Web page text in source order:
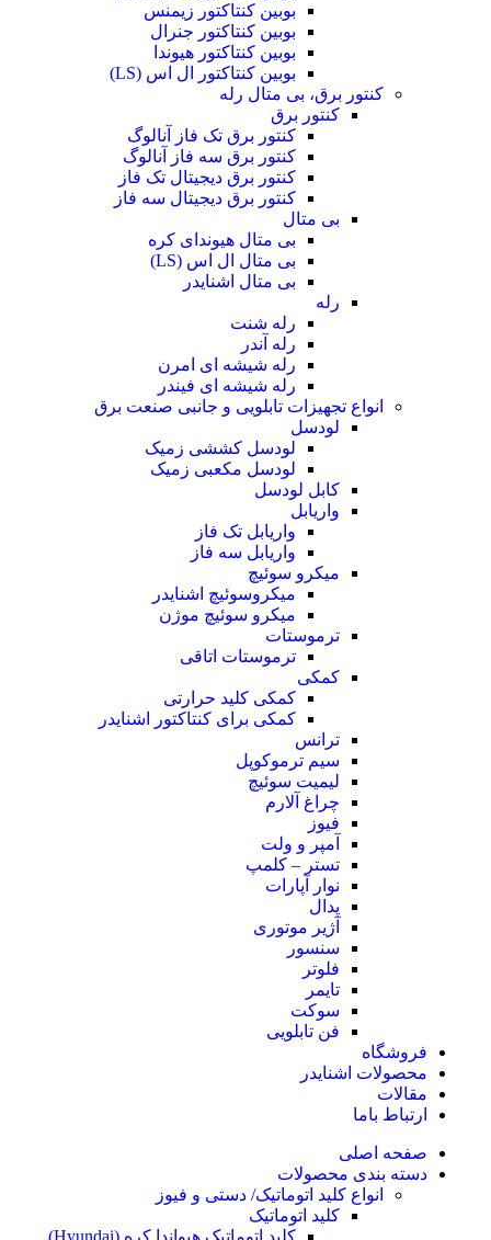
بوبین کنتاکتور زیمنس
بوبین کنتاکتور جنرال
بوبین کنتاکتور هیوندا
بوبین کنتاکتور ال اس (LS)
کنتور برق، بی متال رله
کنتور برق
کنتور برق تک فاز آنالوگ
کنتور برق سه فاز آنالوگ
کنتور برق دیجیتال تک فاز
کنتور برق دیجیتال سه فاز
بی متال
بی متال هیوندای کره
بی متال ال اس (LS)
بی متال اشنایدر
رله
رله شنت
رله آندر
رله شیشه ای امرن
رله شیشه ای فیندر
انواع تجهیزات تابلویی و جانبی صنعت برق
لودسل
لودسل کششی زمیک
لودسل مکعبی زمیک
کابل لودسل
واریابل
واریابل تک فاز
واریابل سه فاز
میکرو سوئیچ
میکروسوئیچ اشنایدر
میکرو سوئیچ موژن
ترموستات
ترموستات اتاقی
کمکی
کمکی کلید حرارتی
کمکی برای کنتاکتور اشنایدر
ترانس
سیم ترموکوپل
لیمیت سوئیچ
چراغ آلارم
فیوز
آمپر و ولت
تستر – کلمپ
نوار آپارات
پدال
آژیر موتوری
سنسور
فلوتر
تایمر
سوکت
فن تابلویی
فروشگاه
محصولات اشنایدر
مقالات
ارتباط باما
صفحه اصلی
دسته بندی محصولات
انواع کلید اتوماتیک/ دستی و فیوز
کلید اتوماتیک
کلید اتوماتیک هیواندا کره (Hyundai)